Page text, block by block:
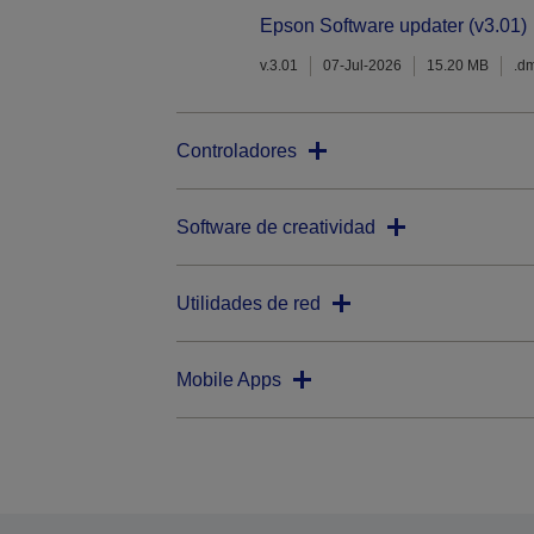
Epson Software updater (v3.01)
v.3.01 07-Jul-2026 15.20 MB
Controladores
Software de creatividad
Utilidades de red
Mobile Apps